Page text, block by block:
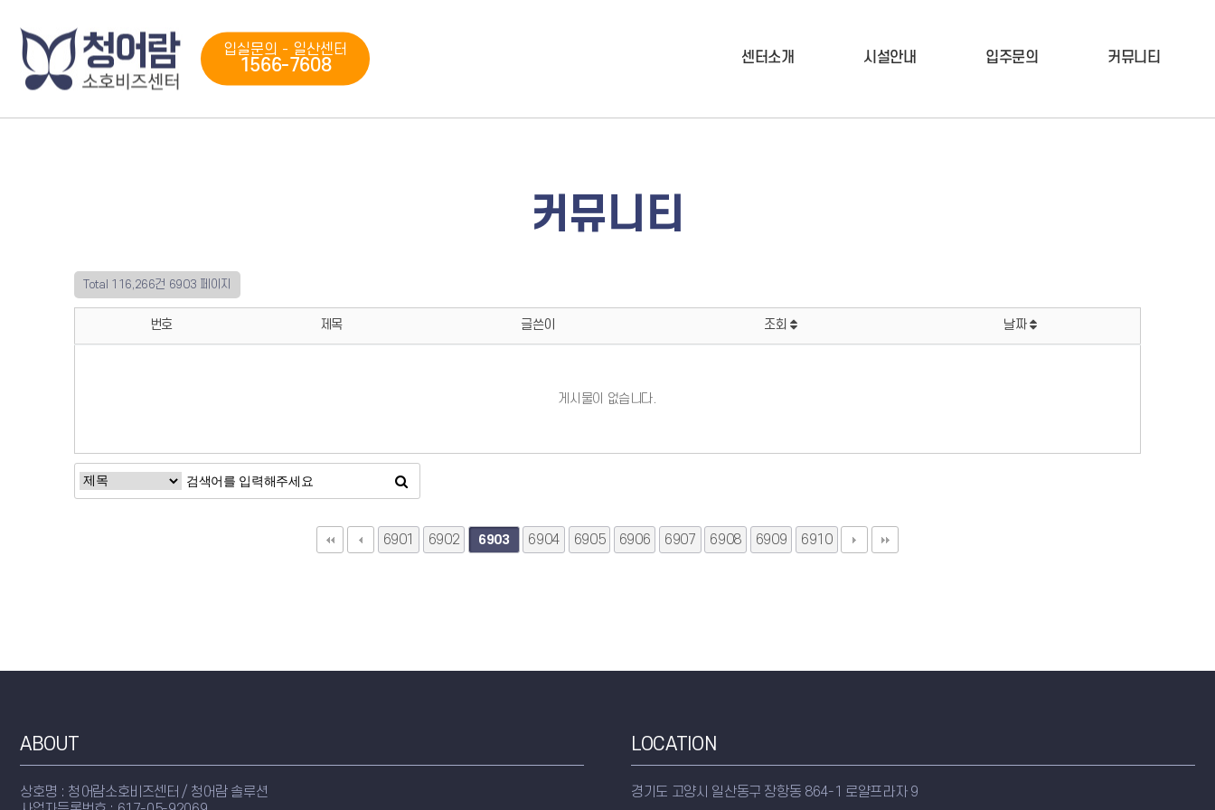
입실문의 - 일산센터
1566-7608 센터소개 시설안내 입주문의 커뮤니티
커뮤니티
Total 116,266건 6903 페이지
번호 제목 글쓴이 조회 날짜
게시물이 없습니다.
6901 6902 6903 6904 6905 6906 6907 6908 6909 6910
다음 맨끝
ABOUT
상호명 : 청어람소호비즈센터 / 청어람 솔루션
LOCATION
경기도 고양시 일산동구 장항동 864-1 로얄프라자 9